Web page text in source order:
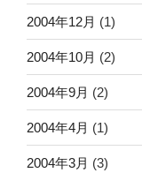
2004年12月 (1)
2004年10月 (2)
2004年9月 (2)
2004年4月 (1)
2004年3月 (3)